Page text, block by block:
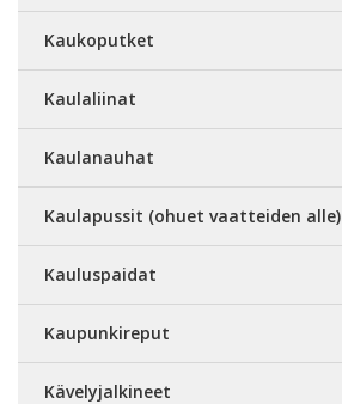
Kaukoputket
Kaulaliinat
Kaulanauhat
Kaulapussit (ohuet vaatteiden alle)
Kauluspaidat
Kaupunkireput
Kävelyjalkineet